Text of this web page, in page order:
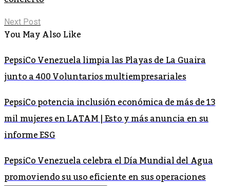
Next Post
You May Also Like
PepsiCo Venezuela limpia las Playas de La Guaira
junto a 400 Voluntarios multiempresariales
PepsiCo potencia inclusión económica de más de 13
mil mujeres en LATAM | Esto y más anuncia en su
informe ESG
PepsiCo Venezuela celebra el Día Mundial del Agua
promoviendo su uso eficiente en sus operaciones